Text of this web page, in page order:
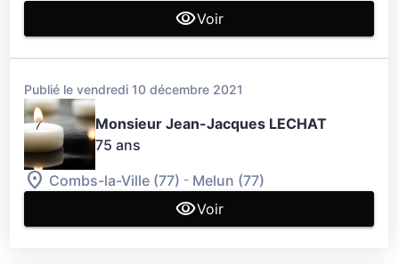
Voir
Publié le vendredi 10 décembre 2021
Monsieur Jean-Jacques LECHAT
75 ans
Combs-la-Ville (77) - Melun (77)
Voir